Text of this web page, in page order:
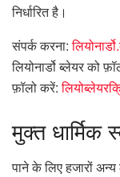
निर्धारित है।
संपर्क करना:
लियोनार्डो ब्लेयर को
फ़ॉलो करें:
मुक्तधार्मिक
पाने के लिए हजारों